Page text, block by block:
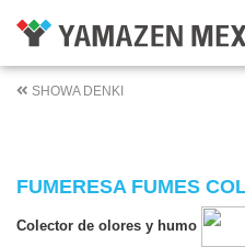
SHOWA DENKI
FUMERESA FUMES
Colector de olores y humo